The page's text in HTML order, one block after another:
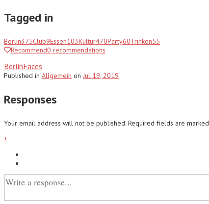
Tagged in
Berlin375Club9Essen103Kultur470Party60Trinken55
Recommend0 recommendations
BerlinFaces
Published in Allgemein on Jul 19, 2019
Responses
Your email address will not be published. Required fields are marked
+